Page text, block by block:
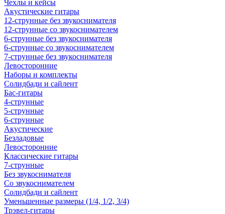
Чехлы и кейсы
Акустические гитары
12-струнные без звукоснимателя
12-струнные со звукоснимателем
6-струнные без звукоснимателя
6-струнные со звукоснимателем
7-струнные без звукоснимателя
Левосторонние
Наборы и комплекты
Солидбади и сайлент
Бас-гитары
4-струнные
5-струнные
6-струнные
Акустические
Безладовые
Левосторонние
Классические гитары
7-струнные
Без звукоснимателя
Со звукоснимателем
Солидбади и сайлент
Уменьшенные размеры (1/4, 1/2, 3/4)
Трэвел-гитары